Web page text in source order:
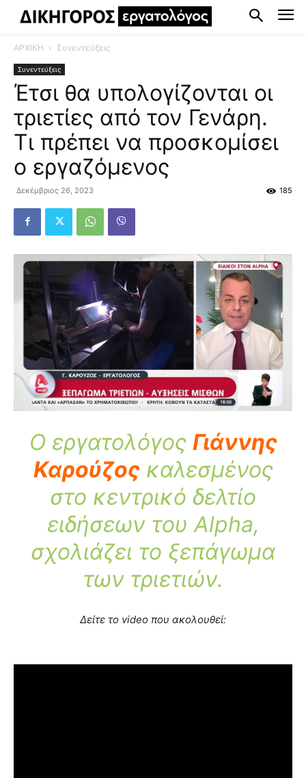
ΑΡΧΙΚΗ Συνεντεύξεις
Συνεντεύξεις
Έτσι θα υπολογίζονται οι
τριετίες από τον Γενάρη.
Τι πρέπει να προσκομίσει
ο εργαζόμενος
Δεκέμβριος 26, 2023 185
Ο εργατολόγος Γιάννης
Καρούζοςκαλεσμένος
στo κεντρικό δελτίο
ειδήσεων του Alpha,
σχολιάζει το ξεπάγωμα
των τριετιών.
Δείτε το video που ακολουθεί: